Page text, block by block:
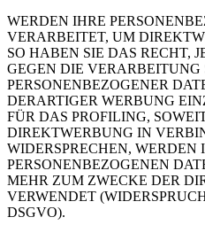
WERDEN IHRE
VERARBEITET, UM
SO HABEN SIE DAS RECHT,
GEGEN DIE VERARBEITUNG
PERSONENBEZOGENER
DERARTIGER WERBUNG
FÜR DAS PROFILING,
DIREKTWERBUNG IN
WIDERSPRECHEN, WERDEN
PERSONENBEZOGENEN
MEHR ZUM ZWECKE DER
VERWENDET
DSGVO).